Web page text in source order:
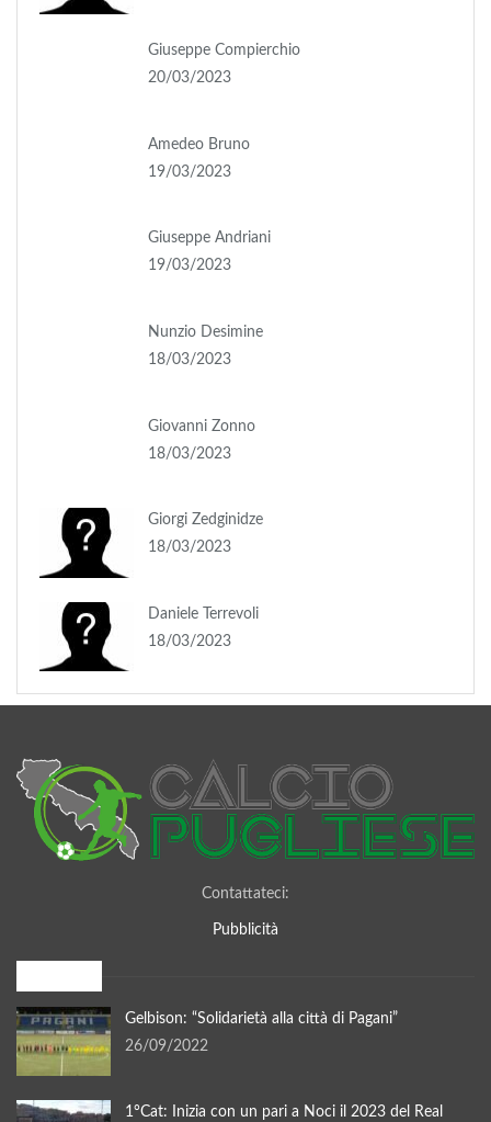
Giuseppe Compierchio
20/03/2023
Amedeo Bruno
19/03/2023
Giuseppe Andriani
19/03/2023
Nunzio Desimine
18/03/2023
Giovanni Zonno
18/03/2023
Giorgi Zedginidze
18/03/2023
Daniele Terrevoli
18/03/2023
Contattateci:
Pubblicità
Gelbison: “Solidarietà alla città di Pagani”
26/09/2022
1°Cat: Inizia con un pari a Noci il 2023 del Real